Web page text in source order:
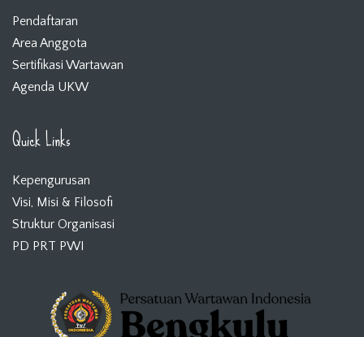
Pendaftaran
Area Anggota
Sertifikasi Wartawan
Agenda UKW
Quick Links
Kepengurusan
Visi, Misi & Filosofi
Struktur Organisasi
PD PRT PWI